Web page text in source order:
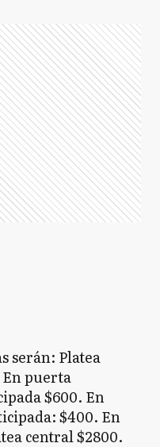
serán: Platea
puerta
$600. En
$400. En
central $2800.